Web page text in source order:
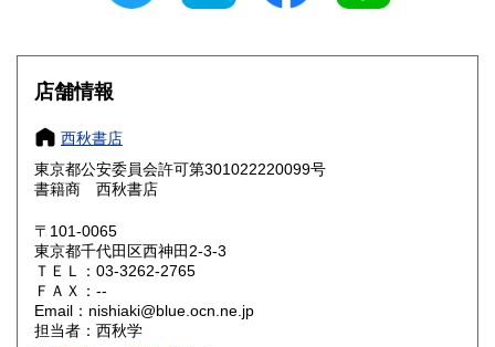
大阪府
奈良県
鳥取県 600円 島根県
岡山県
山口県 600円
香川県
店舗情報
西秋書店
東京都公安委員会許可第301022220099号
書籍商 西秋書店
〒101-0065
東京都千代田区西神田2-3-3
ＴＥＬ：03-3262-2765
ＦＡＸ：--
Email：nishiaki@blue.ocn.ne.jp
担当者：西秋学